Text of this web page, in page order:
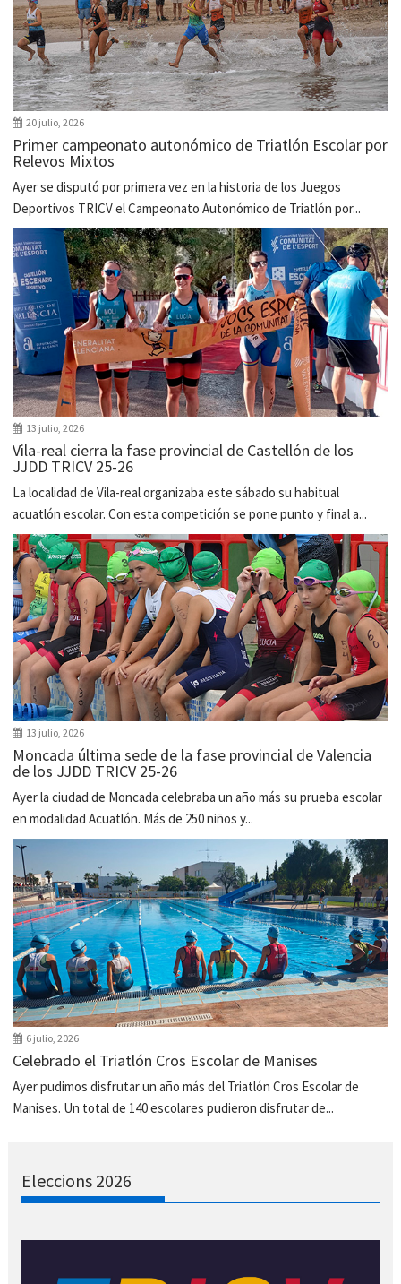
20 julio, 2026
Primer campeonato autonómico de Triatlón Escolar por
Relevos Mixtos
Ayer se disputó por primera vez en la historia de los Juegos
Deportivos TRICV el Campeonato Autonómico de Triatlón por...
13 julio, 2026
Vila-real cierra la fase provincial de Castellón de los
JJDD TRICV 25-26
La localidad de Vila-real organizaba este sábado su habitual
acuatlón escolar. Con esta competición se pone punto y final a...
13 julio, 2026
Moncada última sede de la fase provincial de Valencia
de los JJDD TRICV 25-26
Ayer la ciudad de Moncada celebraba un año más su prueba escolar
en modalidad Acuatlón. Más de 250 niños y...
6 julio, 2026
Celebrado el Triatlón Cros Escolar de Manises
Ayer pudimos disfrutar un año más del Triatlón Cros Escolar de
Manises. Un total de 140 escolares pudieron disfrutar de...
Eleccions 2026